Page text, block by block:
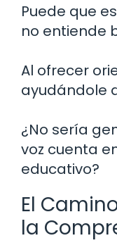
Puede que
no entiende
Al ofrecer
ayudándole
¿No sería
voz cuenta
educativo?
El
la